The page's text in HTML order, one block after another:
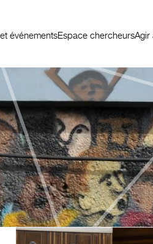
événementsEspace chercheursAgir